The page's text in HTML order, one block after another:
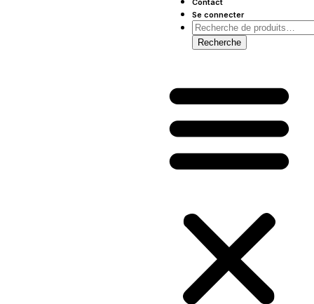
Se connecter